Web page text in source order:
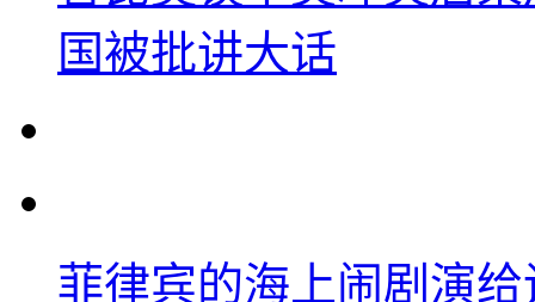
国被批讲大话
菲律宾的海上闹剧演